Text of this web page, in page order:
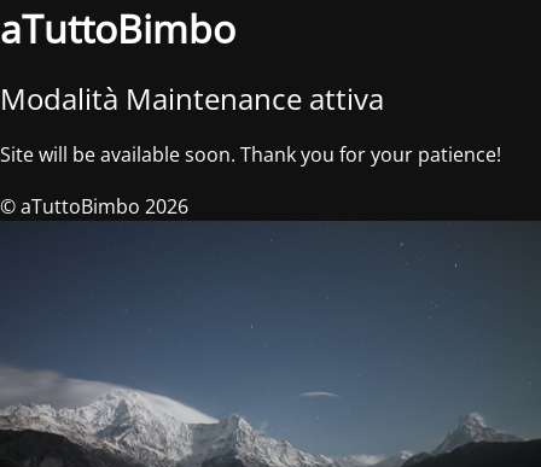
aTuttoBimbo
Modalità Maintenance attiva
Site will be available soon. Thank you for your patience!
© aTuttoBimbo 2026